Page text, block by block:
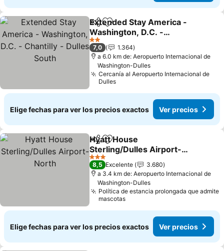
CompartirAgregar a favoritos
Extended Stay America -
Washington, D.C. -
Chantilly - Dulles South
Ver precios
2 Estrellas
7,0
1.364
a 6.0 km de: Aeropuerto Internacional de
Washington-Dulles
Cercanía al Aeropuerto Internacional de
Dulles
Elige fechas para ver los precios exactos Ver precios
CompartirAgregar a favoritos
Hyatt House
Sterling/Dulles Airport-
North
Ver precios
3 Estrellas
8,5 Excelente
3.680
a 3.4 km de: Aeropuerto Internacional de
Washington-Dulles
Política de estancia prolongada que admite
mascotas
Elige fechas para ver los precios exactos Ver precios